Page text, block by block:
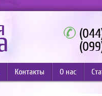
Контакты О нас